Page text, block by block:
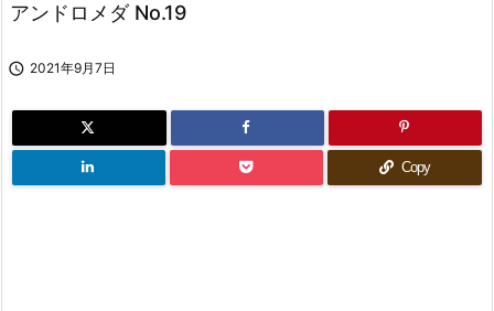
アンドロメダ No.19
 2021年9月7日
Copy